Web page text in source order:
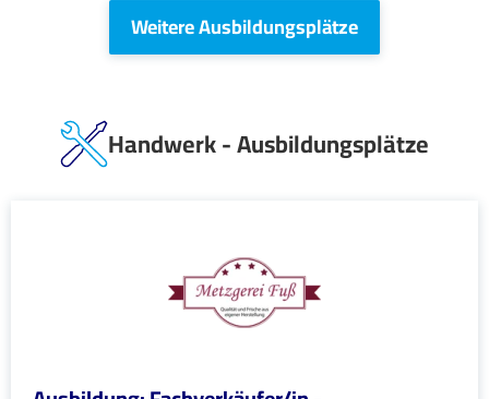
Weitere Ausbildungsplätze
Handwerk - Ausbildungsplätze